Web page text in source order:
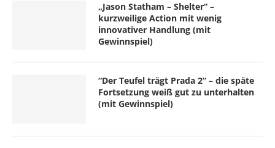
„Jason Statham – Shelter“ –
kurzweilige Action mit wenig
innovativer Handlung (mit
Gewinnspiel)
“Der Teufel trägt Prada 2” – die späte
Fortsetzung weiß gut zu unterhalten
(mit Gewinnspiel)